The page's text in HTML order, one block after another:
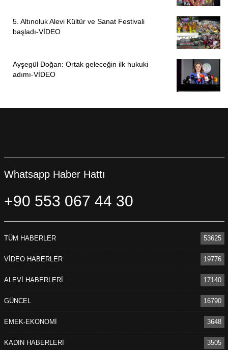
5. Altınoluk Alevi Kültür ve Sanat Festivali
başladı-VİDEO
Ayşegül Doğan: Ortak geleceğin ilk hukuki
adımı-VİDEO
Whatsapp Haber Hattı
+90 553 067 44 30
TÜM HABERLER 53625
VİDEO HABERLER 19776
ALEVİ HABERLERİ 17140
GÜNCEL 16790
EMEK-EKONOMİ 3648
KADIN HABERLERİ 3505